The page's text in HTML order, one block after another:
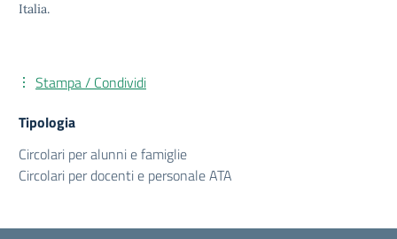
Italia.
Stampa / Condividi
Tipologia
Circolari per alunni e famiglie
Circolari per docenti e personale ATA